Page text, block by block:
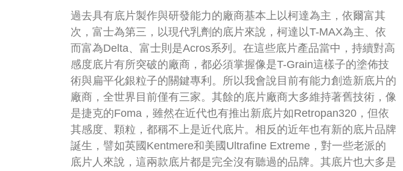
過去具有底片製作與研發能力的廠商基本上以柯達為主，依爾富其
次，富士為第三，以現代乳劑的底片來說，柯達以T-MAX為主、依
而富為Delta、富士則是Acros系列。在這些底片產品當中，持續對高
感度底片有所突破的廠商，都必須掌握像是T-Grain這樣子的塗佈技
術與扁平化銀粒子的關鍵專利。所以我會說目前有能力創造新底片的
廠商，全世界目前僅有三家。其餘的底片廠商大多維持著舊技術，像
是捷克的Foma，雖然在近代也有推出新底片如Retropan320，但依
其感度、顆粒，都稱不上是近代底片。相反的近年也有新的底片品牌
誕生，譬如英國Kentmere和美國Ultrafine Extreme，對一些老派的
底片人來說，這兩款底片都是完全沒有聽過的品牌。其底片也大多是